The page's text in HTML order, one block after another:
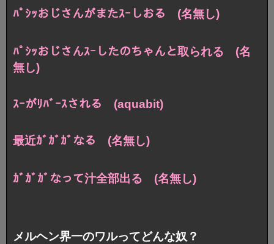
ﾊﾟｼｯおじさんがまたｽｰしおる (名無し)
ﾊﾟｼｯおじさんｽｰしたのちゃんと取られる (名
無し)
ｽｰがﾘﾊﾞｰｽされる (aquabit)
最近ｶﾞｶﾞｶﾞなる (名無し)
ｶﾞｶﾞｶﾞなって汁全部出る (名無し)
メルヘン界一のワルってどんな奴？